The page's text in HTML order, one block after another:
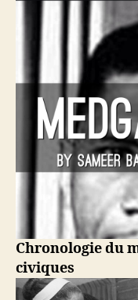
Chronologie du
civiques